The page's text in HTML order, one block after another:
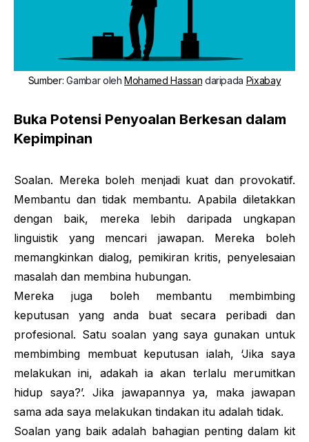
Sumber: Gambar olehMohamed Hassan daripada Pixabay
Buka Potensi Penyoalan Berkesan dalam
Kepimpinan
Soalan. Mereka boleh menjadi kuat dan provokatif.
Membantu dan tidak membantu. Apabila diletakkan
dengan baik, mereka lebih daripada ungkapan
linguistik yang mencari jawapan. Mereka boleh
memangkinkan dialog, pemikiran kritis, penyelesaian
masalah dan membina hubungan.
Mereka juga boleh membantu membimbing
keputusan yang anda buat secara peribadi dan
profesional. Satu soalan yang saya gunakan untuk
membimbing membuat keputusan ialah, ‘Jika saya
melakukan ini, adakah ia akan terlalu merumitkan
hidup saya?’. Jika jawapannya ya, maka jawapan
sama ada saya melakukan tindakan itu adalah tidak.
Soalan yang baik adalah bahagian penting dalam kit